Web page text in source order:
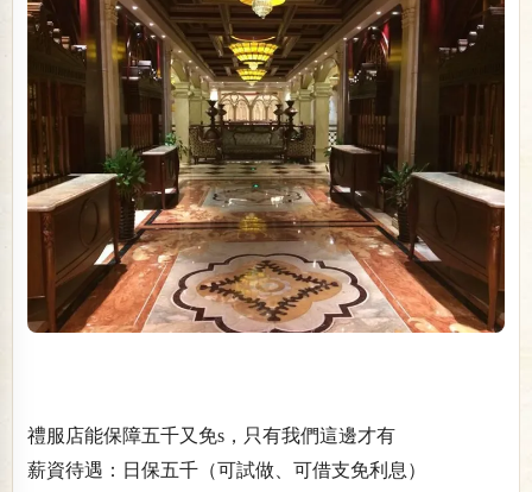
禮服店能保障五千又免s，只有我們這邊才有
薪資待遇：日保五千（可試做、可借支免利息）